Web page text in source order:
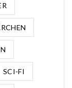
SCI-FI